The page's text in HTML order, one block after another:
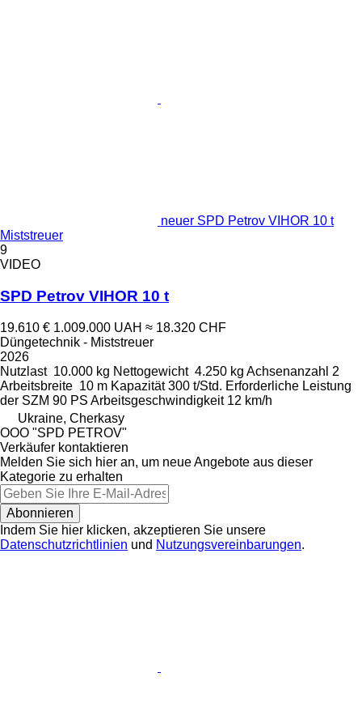
neuer SPD Petrov VIHOR 10 t
Miststreuer
9
VIDEO
SPD Petrov VIHOR 10 t
19.610 € 1.009.000 UAH ≈ 18.320 CHF
Düngetechnik - Miststreuer
2026
Nutzlast 10.000 kg Nettogewicht 4.250 kg Achsenanzahl 2
Arbeitsbreite 10 m Kapazität 300 t/Std. Erforderliche Leistung
der SZM 90 PS Arbeitsgeschwindigkeit 12 km/h
Ukraine, Cherkasy
OOO "SPD PETROV"
Verkäufer kontaktieren
Melden Sie sich hier an, um neue Angebote aus dieser
Kategorie zu erhalten
Abonnieren
Indem Sie hier klicken, akzeptieren Sie unsere
Datenschutzrichtlinien und Nutzungsvereinbarungen.